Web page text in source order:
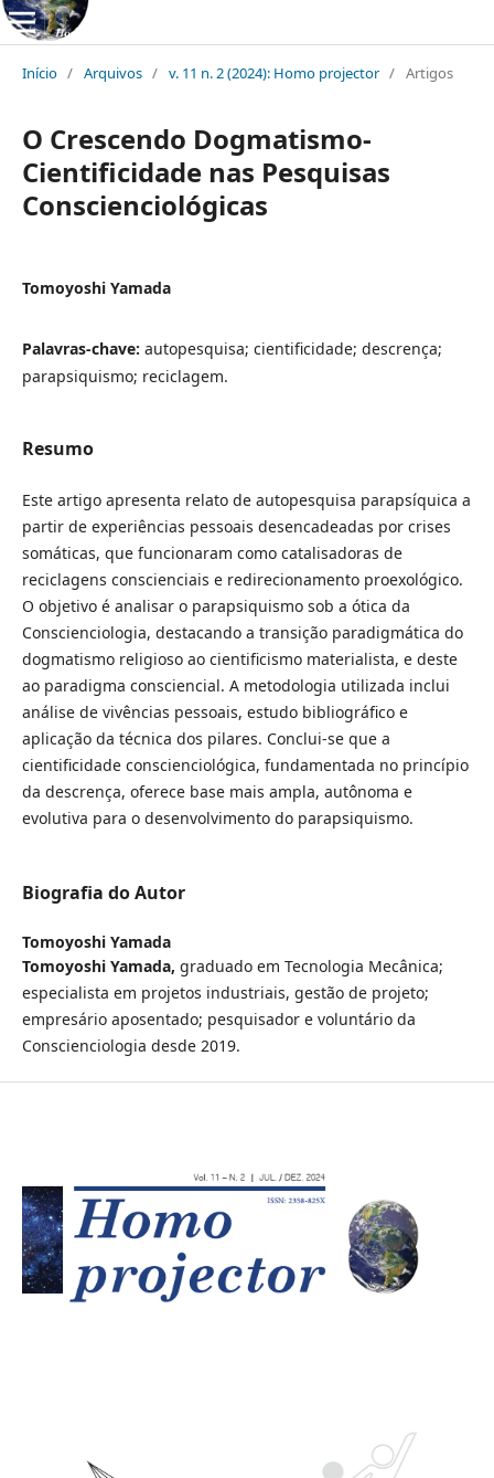
Início / Arquivos / v. 11 n. 2 (2024): Homo projector / Artigos
O Crescendo Dogmatismo-
Cientificidade nas Pesquisas
Conscienciológicas
Tomoyoshi Yamada
Palavras-chave: autopesquisa; cientificidade; descrença;
parapsiquismo; reciclagem.
Resumo
Este artigo apresenta relato de autopesquisa parapsíquica a
partir de experiências pessoais desencadeadas por crises
somáticas, que funcionaram como catalisadoras de
reciclagens conscienciais e redirecionamento proexológico.
O objetivo é analisar o parapsiquismo sob a ótica da
Conscienciologia, destacando a transição paradigmática do
dogmatismo religioso ao cientificismo materialista, e deste
ao paradigma consciencial. A metodologia utilizada inclui
análise de vivências pessoais, estudo bibliográfico e
aplicação da técnica dos pilares. Conclui-se que a
cientificidade conscienciológica, fundamentada no princípio
da descrença, oferece base mais ampla, autônoma e
evolutiva para o desenvolvimento do parapsiquismo.
Biografia do Autor
Tomoyoshi Yamada
Tomoyoshi Yamada, graduado em Tecnologia Mecânica;
especialista em projetos industriais, gestão de projeto;
empresário aposentado; pesquisador e voluntário da
Conscienciologia desde 2019.